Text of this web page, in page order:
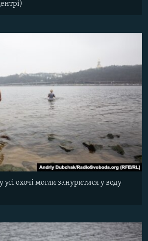
усі охочі могли зануритися у воду